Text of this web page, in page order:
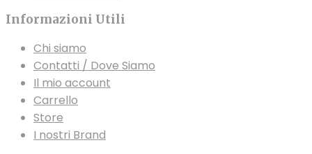
Informazioni Utili
Chi siamo
Contatti / Dove Siamo
Il mio account
Carrello
Store
I nostri Brand